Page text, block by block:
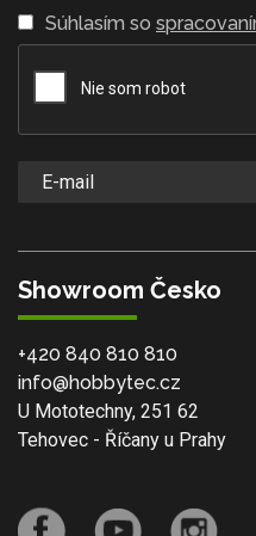
Súhlasím so
Showroom Česko
+420 840 810 810
info@hobbytec.cz
U Mototechny, 251 62
Tehovec - Říčany u Prahy